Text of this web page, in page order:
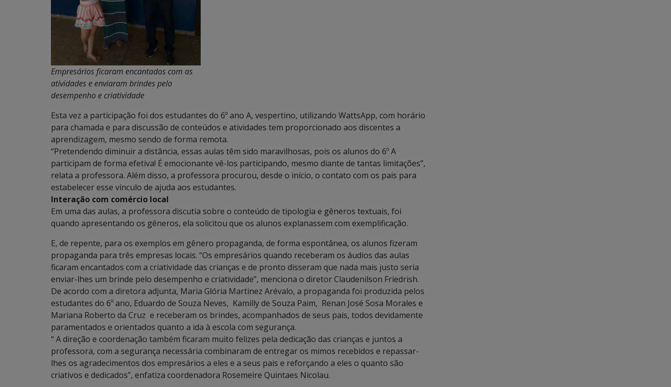
Empresários ficaram encantados com as
atividades e enviaram brindes pelo
desempenho e criatividade
Esta vez a participação foi dos estudantes do 6º ano A, vespertino, utilizando WattsApp, com horário
para chamada e para discussão de conteúdos e atividades tem proporcionado aos discentes a
aprendizagem, mesmo sendo de forma remota.
“Pretendendo diminuir a distância, essas aulas têm sido maravilhosas, pois os alunos do 6º A
participam de forma efetiva! É emocionante vê-los participando, mesmo diante de tantas limitações”,
relata a professora. Além disso, a professora procurou, desde o início, o contato com os pais para
estabelecer esse vínculo de ajuda aos estudantes.
Interação com comércio local
Em uma das aulas, a professora discutia sobre o conteúdo de tipologia e gêneros textuais, foi
quando apresentando os gêneros, ela solicitou que os alunos explanassem com exemplificação.
E, de repente, para os exemplos em gênero propaganda, de forma espontânea, os alunos fizeram
propaganda para três empresas locais. “Os empresários quando receberam os áudios das aulas
ficaram encantados com a criatividade das crianças e de pronto disseram que nada mais justo seria
enviar-lhes um brinde pelo desempenho e criatividade”, menciona o diretor Claudenilson Friedrish.
De acordo com a diretora adjunta, Maria Glória Martinez Arévalo, a propaganda foi produzida pelos
estudantes do 6º ano, Eduardo de Souza Neves, Kamilly de Souza Paim, Renan José Sosa Morales e
Mariana Roberto da Cruz e receberam os brindes, acompanhados de seus pais, todos devidamente
paramentados e orientados quanto a ida à escola com segurança.
“ A direção e coordenação também ficaram muito felizes pela dedicação das crianças e juntos a
professora, com a segurança necessária combinaram de entregar os mimos recebidos e repassar-
lhes os agradecimentos dos empresários a eles e a seus pais e reforçando a eles o quanto são
criativos e dedicados”, enfatiza coordenadora Rosemeire Quintaes Nicolau.